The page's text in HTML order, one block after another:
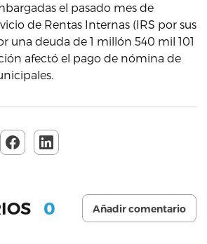
el pasado mes de
de Rentas Internas (IRS por sus
una deuda de 1 millón 540 mil 101
afectó el pago de nómina de
0 Añadir comentario